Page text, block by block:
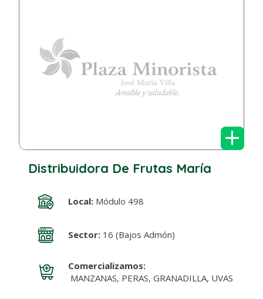
+
Distribuidora De Frutas María
Local:Módulo 498
Sector:16 (Bajos Admón)
Comercializamos:
MANZANAS, PERAS, GRANADILLA, UVAS